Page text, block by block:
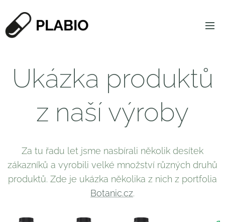
Ukázka produktů
z naší výroby
Za tu řadu let jsme nasbírali několik desítek
zákazníků a vyrobili velké množství různých druhů
produktů. Zde je ukázka několika z nich z portfolia
Botanic.cz.